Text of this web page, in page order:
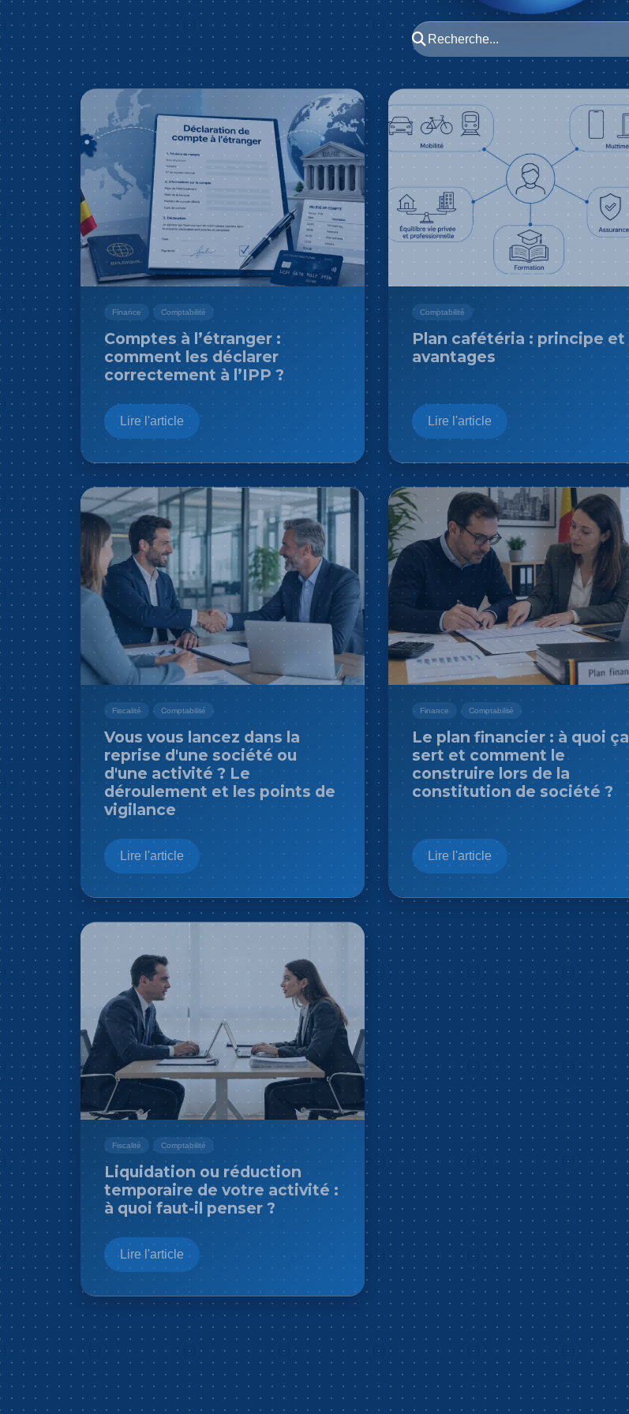
Finance Comptabilité
Comptes à l’étranger :
comment les déclarer
correctement à l’IPP ?
Lire l'article
Comptabilité
Plan cafétéria : principe et
avantages
Lire l'article
Fiscalité Comptabilité
Vous vous lancez dans la
reprise d'une société ou
d'une activité ? Le
déroulement et les points de
vigilance
Lire l'article
Finance Comptabilité
Le plan financier : à quoi ça
sert et comment le
construire lors de la
constitution de société ?
Lire l'article
Fiscalité Comptabilité
Liquidation ou réduction
temporaire de votre activité :
à quoi faut-il penser ?
Lire l'article